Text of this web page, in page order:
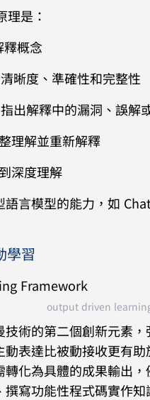
理是：
釋概念
晰度、準確性和完整性
出解釋中的漏洞、誤解
理解並重新解釋
深度理解
言模型的能力，如
學習
output driven
術的第二個創新元素
表達比被動接收更有
化為具體的成果輸出
寫功能性程式碼實作